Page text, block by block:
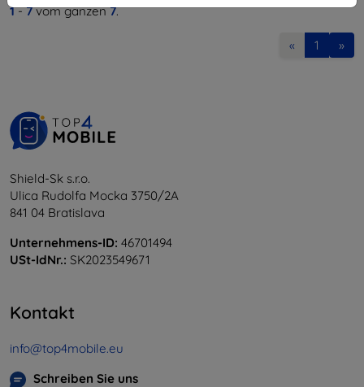
1-7vom ganzen7.
« 1 »
Shield-Sk s.r.o.
Ulica Rudolfa Mocka 3750/2A
841 04 Bratislava
Unternehmens-ID: 46701494
USt-IdNr.: SK2023549671
Kontakt
info@top4mobile.eu
Schreiben Sie uns